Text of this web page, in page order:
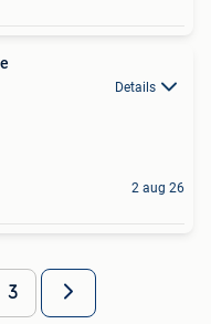
Details
2 aug 26
3